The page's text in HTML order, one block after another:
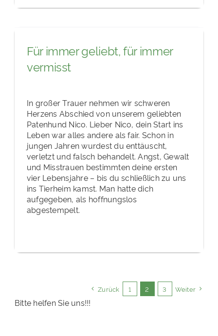
Für immer geliebt, für immer
vermisst
In großer Trauer nehmen wir schweren
Herzens Abschied von unserem geliebten
Patenhund Nico. Lieber Nico, dein Start ins
Leben war alles andere als fair. Schon in
jungen Jahren wurdest du enttäuscht,
verletzt und falsch behandelt. Angst, Gewalt
und Misstrauen bestimmten deine ersten
vier Lebensjahre – bis du schließlich zu uns
ins Tierheim kamst. Man hatte dich
aufgegeben, als hoffnungslos
abgestempelt.
Zurück 1 2 3 Weiter
Bitte helfen Sie uns!!!